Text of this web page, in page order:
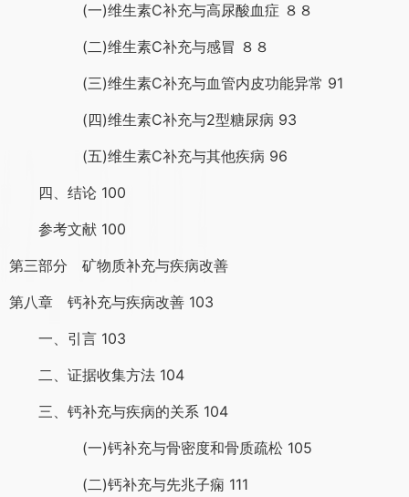
(一)维生素C补充与高尿酸血症 ８８
(二)维生素C补充与感冒 ８８
(三)维生素C补充与血管内皮功能异常 91
(四)维生素C补充与2型糖尿病 93
(五)维生素C补充与其他疾病 96
四、结论 100
参考文献 100
第三部分 矿物质补充与疾病改善
第八章 钙补充与疾病改善 103
一、引言 103
二、证据收集方法 104
三、钙补充与疾病的关系 104
(一)钙补充与骨密度和骨质疏松 105
(二)钙补充与先兆子痫 111